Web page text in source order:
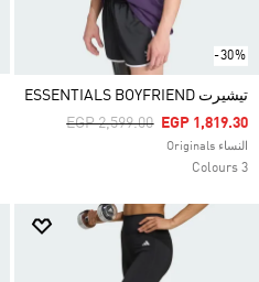
-30%
تيشيرت ESSENTIALS BOYFRIEND
Price Reduced From
EGP 2,599.00ToEGP 1,819.30
النساء Originals
3 Colours